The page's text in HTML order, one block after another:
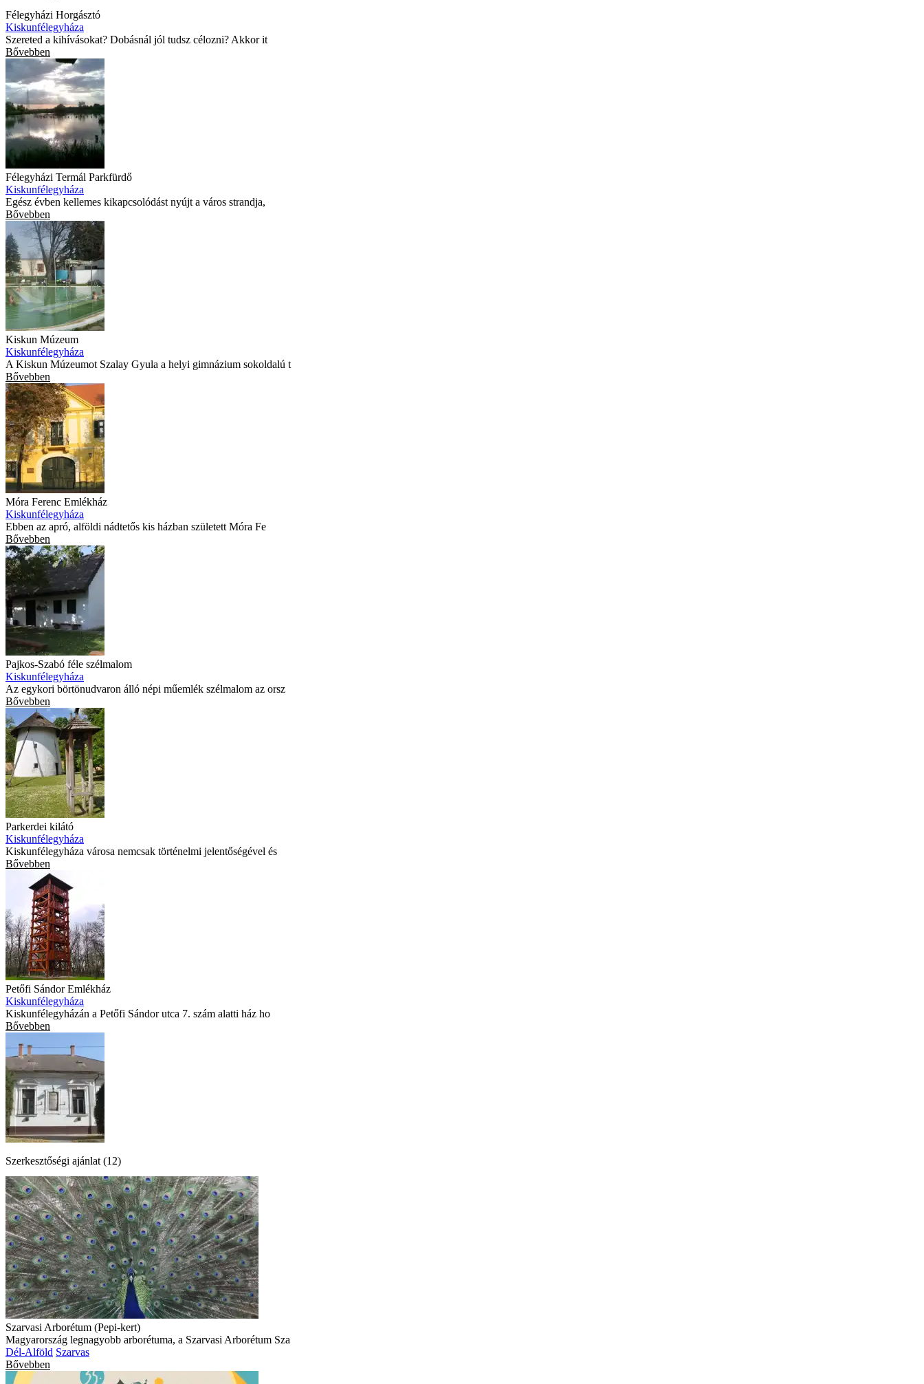
Félegyházi Horgásztó
Kiskunfélegyháza
Szereted a kihívásokat? Dobásnál jól tudsz célozni? Akkor it
Bővebben
Félegyházi Termál Parkfürdő
Kiskunfélegyháza
Egész évben kellemes kikapcsolódást nyújt a város strandja,
Bővebben
Kiskun Múzeum
Kiskunfélegyháza
A Kiskun Múzeumot Szalay Gyula a helyi gimnázium sokoldalú t
Bővebben
Móra Ferenc Emlékház
Kiskunfélegyháza
Ebben az apró, alföldi nádtetős kis házban született Móra Fe
Bővebben
Pajkos-Szabó féle szélmalom
Kiskunfélegyháza
Az egykori börtönudvaron álló népi műemlék szélmalom az orsz
Bővebben
Parkerdei kilátó
Kiskunfélegyháza
Kiskunfélegyháza városa nemcsak történelmi jelentőségével és
Bővebben
Petőfi Sándor Emlékház
Kiskunfélegyháza
Kiskunfélegyházán a Petőfi Sándor utca 7. szám alatti ház ho
Bővebben
Szerkesztőségi ajánlat (12)
Szarvasi Arborétum (Pepi-kert)
Magyarország legnagyobb arborétuma, a Szarvasi Arborétum Sza
Dél-Alföld Szarvas
Bővebben